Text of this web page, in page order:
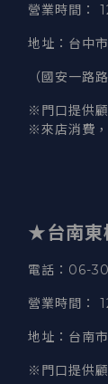
營業時間 ：
地址 ：台中
（國安一路
※門口提供
※來店消費
★台南
電話 ：06-
營業時間 ：
地址 ：台南
※門口提供